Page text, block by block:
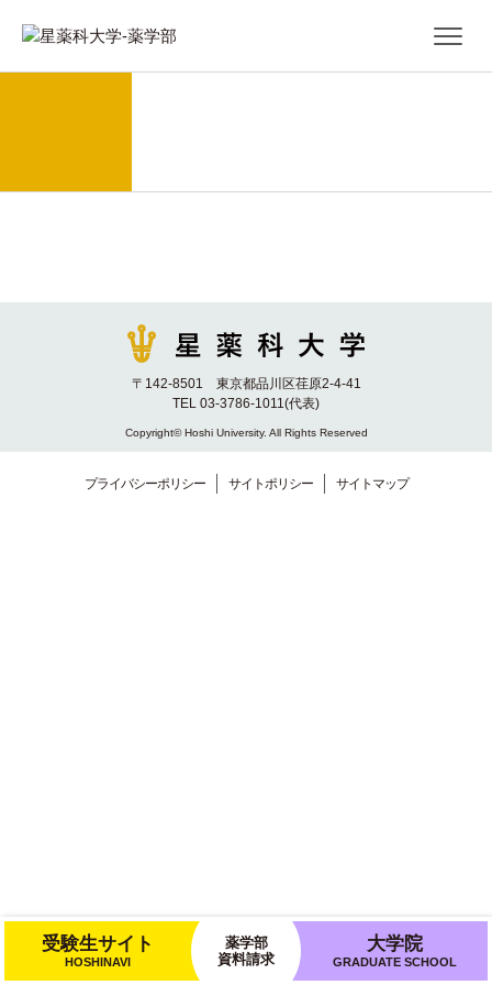
〒142-8501 東京都品川区荏原2-4-41
TEL 03-3786-1011(代表)
Copyright© Hoshi University. All Rights Reserved
プライバシーポリシー サイトポリシー サイトマップ
受験生サイト
HOSHINAVI
薬学部
資料請求
大学院
GRADUATE SCHOOL